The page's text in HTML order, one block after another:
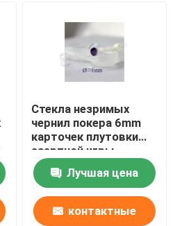
Стекла незримых
чернил покера 6mm
карточек плутовки
азартной игры
маркированные UV
для глаз Брайна
Лучшая цена
контактные